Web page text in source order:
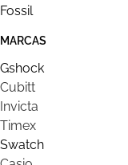
Fossil
MARCAS
Gshock
Cubitt
Invicta
Timex
Swatch